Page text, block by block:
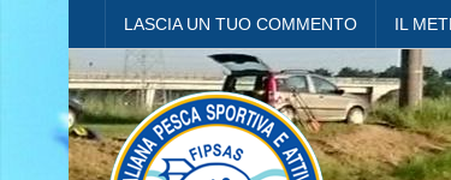
LASCIA UN TUO COMMENTO IL